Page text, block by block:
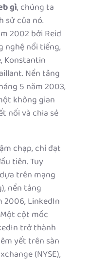
gì, chúng ta
sử của nó.
2002 bởi Reid
nghệ nổi tiếng,
Konstantin
Nền tảng
5 năm 2003,
không gian
nối và chia sẻ
chạp, chỉ đạt
tiên. Tuy
trên mạng
nền tảng
2006, LinkedIn
cột mốc
trở thành
yết trên sàn
(NYSE),